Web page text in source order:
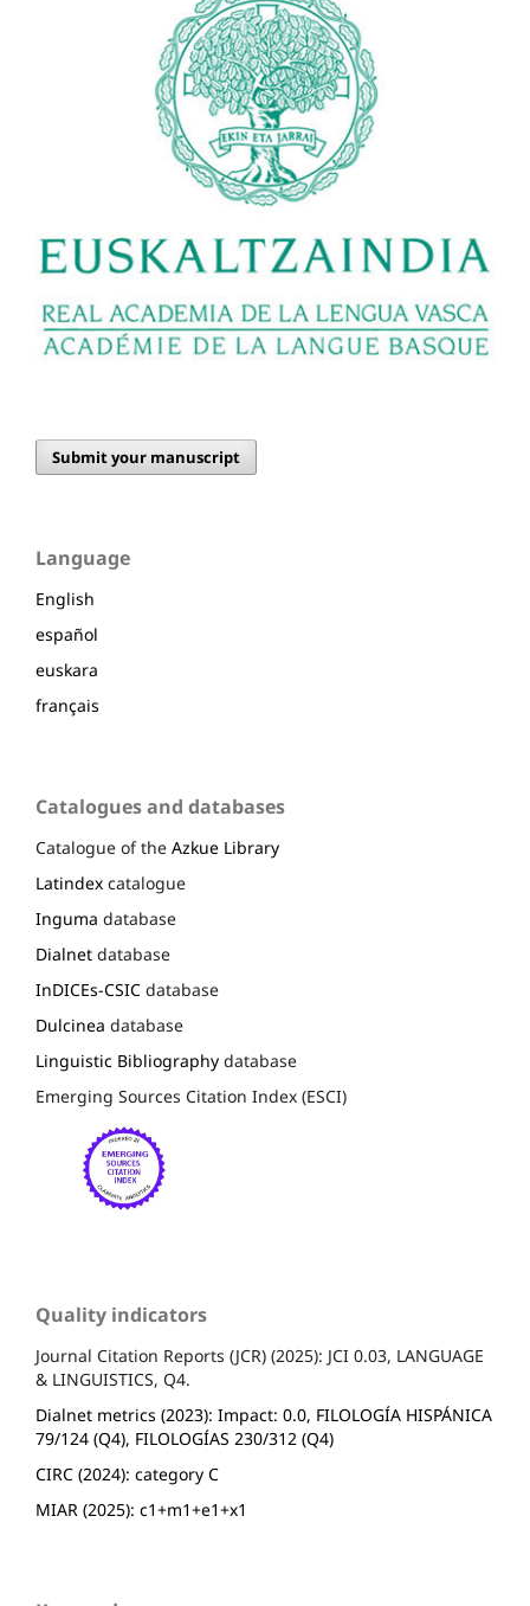
Submit your manuscript
Language
English
español
euskara
français
Catalogues and databases
Catalogue of the Azkue Library
Latindex catalogue
Inguma database
Dialnet database
InDICEs-CSIC database
Dulcinea database
Linguistic Bibliography database
Emerging Sources Citation Index (ESCI)
Quality indicators
Journal Citation Reports (JCR) (2025): JCI 0.03, LANGUAGE
& LINGUISTICS, Q4.
Dialnet metrics (2023): Impact: 0.0, FILOLOGÍA HISPÁNICA
79/124 (Q4), FILOLOGÍAS 230/312 (Q4)
CIRC (2024): category C
MIAR (2025): c1+m1+e1+x1